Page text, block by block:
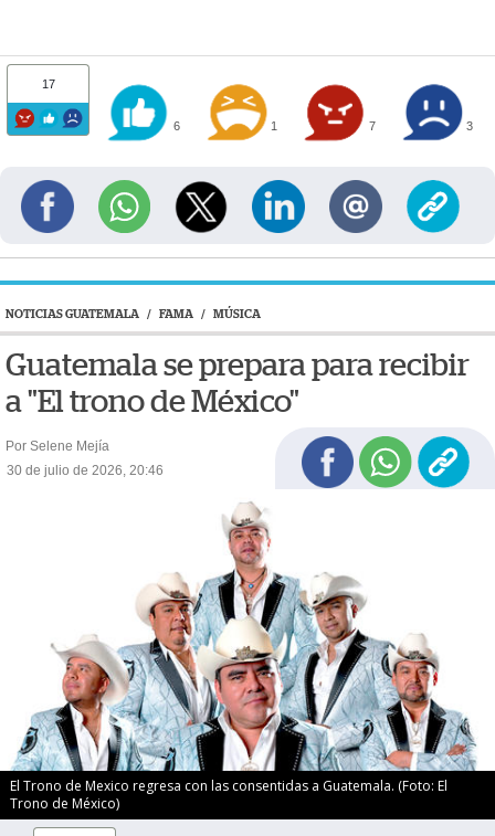
17
6 1 7 3
NOTICIAS GUATEMALA / FAMA / MÚSICA
Guatemala se prepara para recibir
a "El trono de México"
Por Selene Mejía
30 de julio de 2026, 20:46
El Trono de Mexico regresa con las consentidas a Guatemala. (Foto: El
Trono de México)